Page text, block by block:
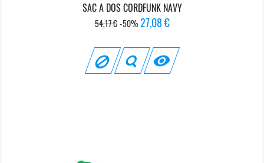
SAC A DOS CORDFUNK NAVY
Prix
de
base
54,17 € -50% Prix
27,08 €
